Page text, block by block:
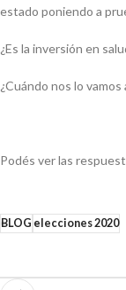
estado poniendo a
¿Es la inversión en
¿Cuándo nos lo
Podés ver las
BLOG elecciones 2020